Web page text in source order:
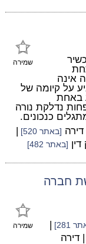
שמירה
אינה
על קיומה של
באחת
נדלקת נורה
כנכונים.
דירה [באתר 520]
|
[באתר 482]
נ' קשת חברה
שמירה 281]
|
| דירה